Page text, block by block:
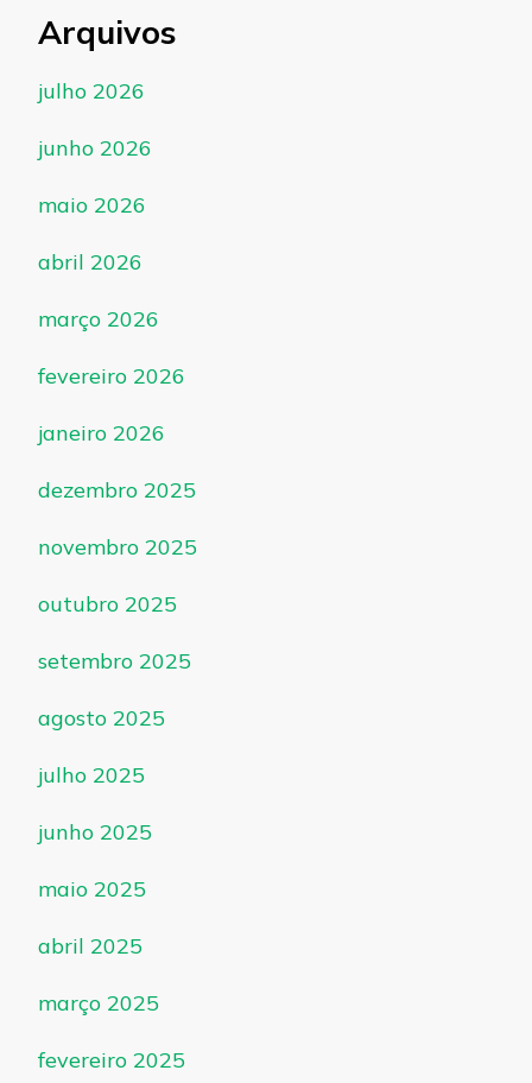
Arquivos
julho 2026
junho 2026
maio 2026
abril 2026
março 2026
fevereiro 2026
janeiro 2026
dezembro 2025
novembro 2025
outubro 2025
setembro 2025
agosto 2025
julho 2025
junho 2025
maio 2025
abril 2025
março 2025
fevereiro 2025